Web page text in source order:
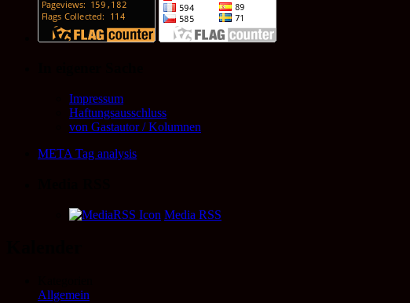
Impressum
Haftungsausschluss
von Gastautor / Kolumnen
META Tag analysis
Media RSS
Allgemein